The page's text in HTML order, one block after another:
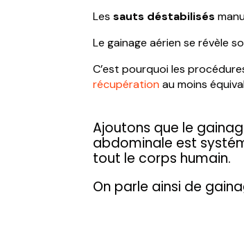
Lessauts déstabilisés
Le gainage aérien se révèle
C’est pourquoi les
récupération au moins
Ajoutons que le
abdominale est
tout le corps humain.
On parle ainsi de